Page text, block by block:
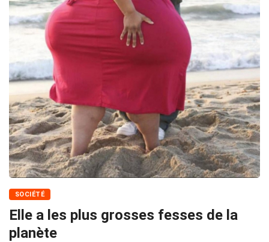
SOCIÉTÉ
Elle a les plus grosses fesses de la
planète